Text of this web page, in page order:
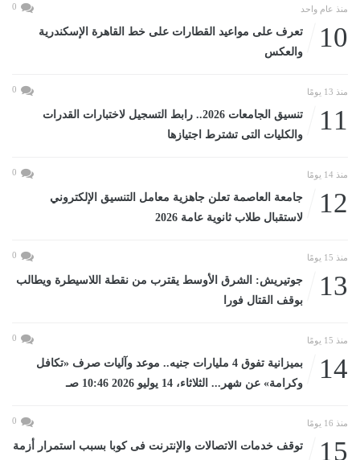
منذ عام واحد 0
10
تعرف على مواعيد القطارات على خط القاهرة الإسكندرية
والعكس
منذ 13 يومًا 0
11
تنسيق الجامعات 2026.. رابط التسجيل لاختبارات القدرات
والكليات التى تشترط اجتيازها
منذ 14 يومًا 0
12
جامعة العاصمة تعلن جاهزية معامل التنسيق الإلكتروني
لاستقبال طلاب ثانوية عامة 2026
منذ 15 يومًا 0
13
جوتيريش: الشرق الأوسط يقترب من نقطة اللاسيطرة ويطالب
بوقف القتال فورا
منذ 15 يومًا 0
14
بميزانية تفوق 4 مليارات جنيه.. موعد وآليات صرف «تكافل
وكرامة» عن شهر... الثلاثاء، 14 يوليو 2026 10:46 صـ
منذ 16 يومًا 0
15
توقف خدمات الاتصالات والإنترنت فى كوبا بسبب استمرار أزمة